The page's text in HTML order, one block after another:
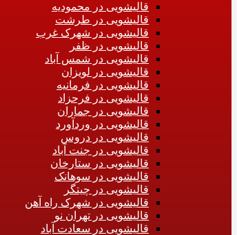
قالیشویی در محمودیه
قالیشویی در طرشت
قالیشویی در شهرک غرب
قالیشویی در ظفر
قالیشویی در شمس آباد
قالیشویی در لویزان
قالیشویی در فرمانیه
قالیشویی در فرحزاد
قالیشویی در جماران
قالیشویی در وردآورد
قالیشویی در دروس
قالیشویی در جنت آباد
قالیشویی در ستارخان
قالیشویی در سوهانک
قالیشویی در چیتگر
قالیشویی در شهرک راه آهن
قالیشویی در تهران نو
قالیشویی در سعادت آباد